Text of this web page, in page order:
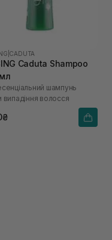
CADUTA
Caduta Shampoo
шампунь
випадіння волосся